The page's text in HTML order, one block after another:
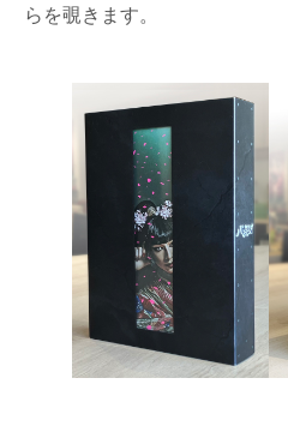
らを覗きます。